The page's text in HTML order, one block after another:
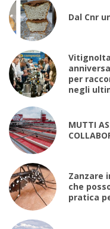
Dal Cnr
per
negli
MUTTI
Zanzare
che
pratica